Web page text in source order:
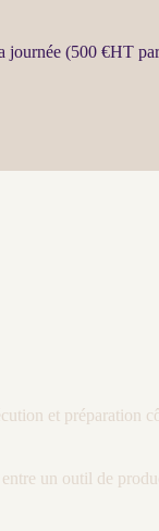
journée (500 €HT
et préparation
un outil de